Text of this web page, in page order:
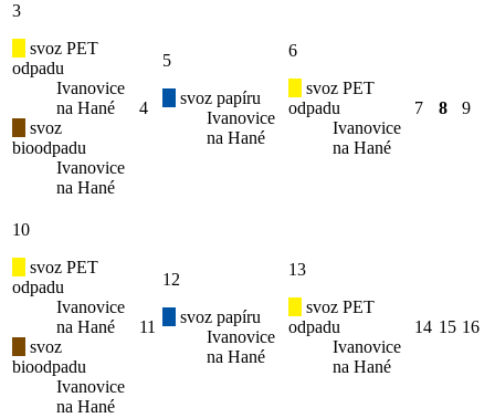
3
svoz PET
odpadu
Ivanovice
na Hané
svoz
bioodpadu
Ivanovice
na Hané
4
5
svoz papíru
Ivanovice
na Hané
6
svoz PET
odpadu
Ivanovice
na Hané
7 8 9
10
svoz PET
odpadu
Ivanovice
na Hané
svoz
bioodpadu
Ivanovice
na Hané
11
12
svoz papíru
Ivanovice
na Hané
13
svoz PET
odpadu
Ivanovice
na Hané
14 15 16